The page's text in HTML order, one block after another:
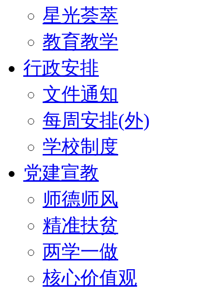
星光荟萃
教育教学
行政安排
文件通知
每周安排(外)
学校制度
党建宣教
师德师风
精准扶贫
两学一做
核心价值观